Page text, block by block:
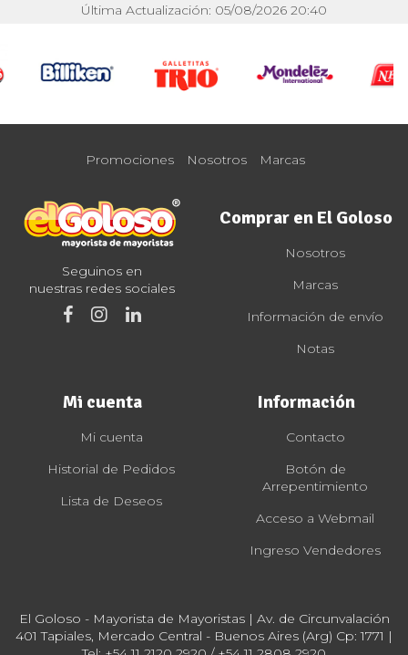
Última Actualización: 05/08/2026 20:40
Promociones Nosotros Marcas
Seguinos en
nuestras redes sociales
Comprar en El Goloso
Nosotros
Marcas
Información de envío
Notas
Mi cuenta
Mi cuenta
Historial de Pedidos
Lista de Deseos
Información
Contacto
Botón de
Arrepentimiento
Acceso a Webmail
Ingreso Vendedores
El Goloso - Mayorista de Mayoristas | Av. de Circunvalación
401 Tapiales, Mercado Central - Buenos Aires (Arg) Cp: 1771 |